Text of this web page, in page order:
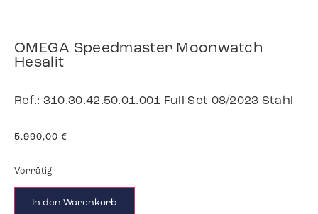
OMEGA Speedmaster Moonwatch
Hesalit
Ref.: 310.30.42.50.01.001 Full Set 08/2023 Stahl
5.990,00 €
Vorrätig
In den Warenkorb